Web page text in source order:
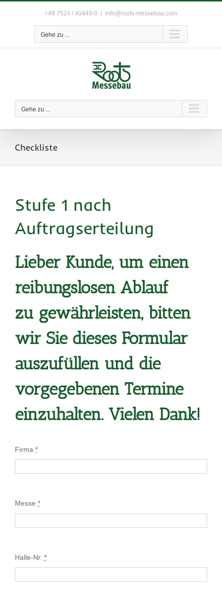
+49 7524 / 40449-0 info@roots-messebau.com
Gehe zu ...
Gehe zu ...
Checkliste
Stufe 1 nach
Auftragserteilung
Lieber Kunde, um einen
reibungslosen Ablauf
zu gewährleisten, bitten
wir Sie dieses Formular
auszufüllen und die
vorgegebenen Termine
einzuhalten. Vielen Dank!
Firma *
Messe *
Halle-Nr. *